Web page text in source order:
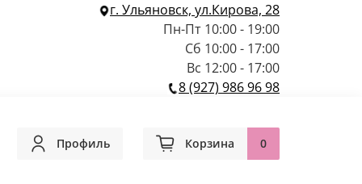
г. Ульяновск, ул.Кирова, 28
Пн-Пт 10:00 - 19:00
Сб 10:00 - 17:00
Вс 12:00 - 17:00
8 (927) 986 96 98
Профиль Корзина 0